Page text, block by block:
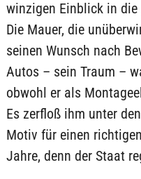
winzigen Einblick in die
Die Mauer, die
seinen Wunsch nach
Autos – sein Traum –
obwohl er als
Es zerfloß ihm unter
Motiv für einen
Jahre, denn der Staat